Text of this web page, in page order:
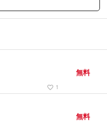
favorite_border 1
無料
無料